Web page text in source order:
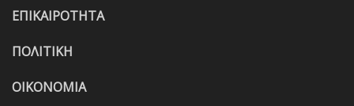
ΕΠΙΚΑΙΡΟΤΗΤΑ
ΠΟΛΙΤΙΚΗ
ΟΙΚΟΝΟΜΙΑ